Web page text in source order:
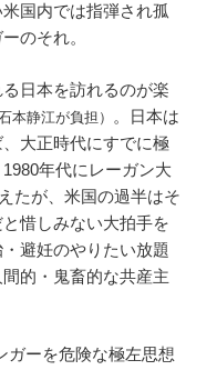
国内では指弾され孤
のそれ。
日本を訪れるのが楽
本静江が負担）
。日本は
大正時代にすでに極
年代にレーガン大
たが、米国の過半はそ
惜しみない大拍手を
避妊のやりたい放題
的・鬼畜的な共産主
ーを危険な極左思想